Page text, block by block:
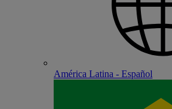
América Latina - Español